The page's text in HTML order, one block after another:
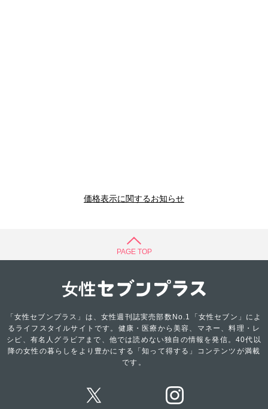
価格表示に関するお知らせ
PAGE TOP
「女性セブンプラス」は、女性週刊誌実売部数No.1「女性セブン」によ
るライフスタイルサイトです。健康・医療から美容、マネー、料理・レ
シピ、有名人グラビアまで、他では読めない独自の情報を発信。40代以
降の女性の暮らしをより豊かにする「知って得する」コンテンツが満載
です。